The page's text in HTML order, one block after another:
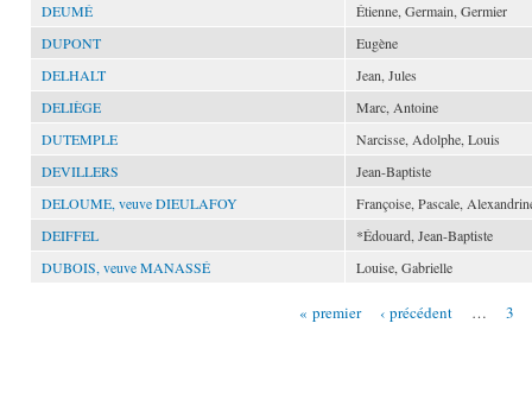
DEUMÉ
Étienne, Germain, Germier
DUPONT
Eugène
DELHALT
Jean, Jules
DELIÈGE
Marc, Antoine
DUTEMPLE
Narcisse, Adolphe, Louis
DEVILLERS
Jean-Baptiste
DELOUME, veuve DIEULAFOY
Françoise, Pascale,
DEIFFEL
*Édouard, Jean-Baptiste
DUBOIS, veuve MANASSÉ
Louise, Gabrielle
« premier ‹ précédent … 3